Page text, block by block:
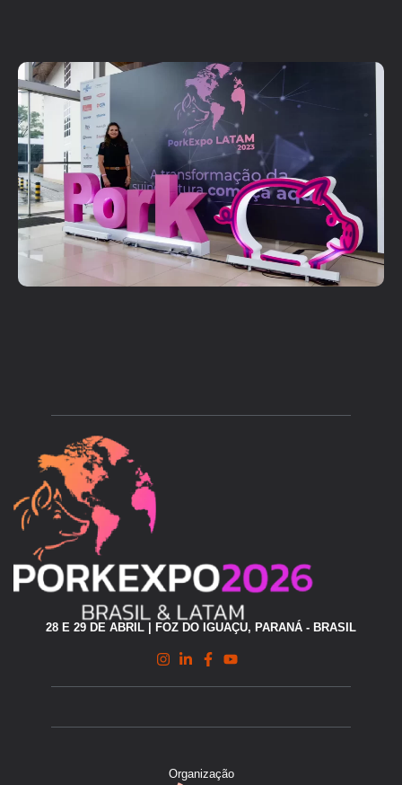
28 E 29 DE ABRIL | FOZ DO IGUAÇU, PARANÁ - BRASIL
Organização